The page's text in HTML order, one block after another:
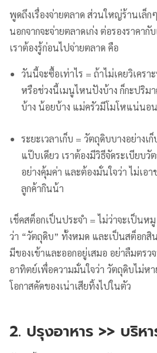
พูดถึงเรื่องจ่ายตลาด ส่วนใหญ่ร้านเล็
นอกจากจะจ่ายตลาดเก่ง ต่อรองราคา
เราต้องรู้ก่อนไปจ่ายตลาด คือ
วันนี้จะซื้อเท่าไร = ถ้าไม่เคยวิเครา
หรือช่วงนี้เมนูไหนปังบ้าง ก็กะปริม
บ้าง น้อยบ้าง แม่ครัวมีโมโหแน่นอน
ระยะเวลาเก็บ = วัตถุดิบบางอย่างเ
แป๊บเดียว เราต้องมีวิธีจัดระเบียบ
อย่างคุ้มค่า และต้องมั่นใจว่า ไม่เอ
ลูกค้ากินน้า
เช็คสต็อกเป็นประจำ = ไม่ว่าจะเป็นห
ว่า “วัตถุดิบ” ทั้งหมด และเป็นสต็อกสิ
มีของเข้าและออกอยู่เสมอ อย่าลืมตร
อาทิตย์เพื่อความมั่นใจว่า วัตถุดิบไม่ห
โอกาสคัดของเน่าเสียทิ้งไปในตัว
2. ปรุงอาหาร >> บริห